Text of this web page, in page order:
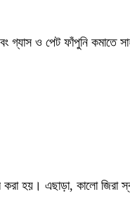
গ্যাস ও পেট ফাঁপুনি কমাতে
হয়। এছাড়া, কালো জিরা